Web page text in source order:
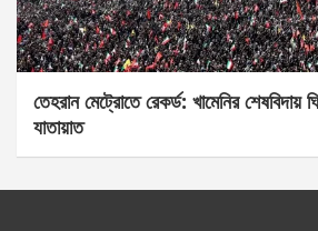
তেহরান মেট্রোতে রেকর্ড: খামেনির শেষবিদায়
যাতায়াত